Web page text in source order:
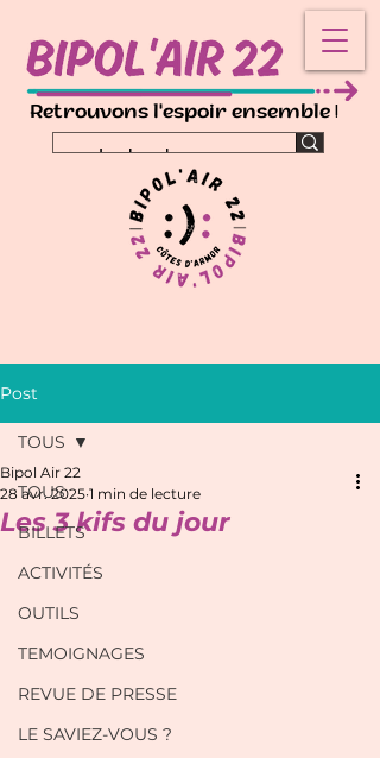
Retrouvons l'espoir ensemble !
Post
TOUS
BILLETS
ACTIVITÉS
OUTILS
TEMOIGNAGES
REVUE DE PRESSE
LE SAVIEZ-VOUS ?
TOUS
Les 3 kifs du jour
Bipol Air 22
28 avr. 2025 1 min de lecture